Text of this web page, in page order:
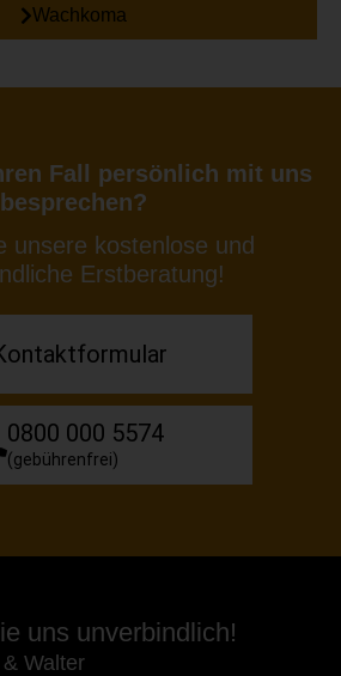
Wachkoma
Fall persönlich mit uns
besprechen?
unsere kostenlose und
Erstberatung!
0800 000 5574
(gebührenfrei)
uns unverbindlich!
Walter